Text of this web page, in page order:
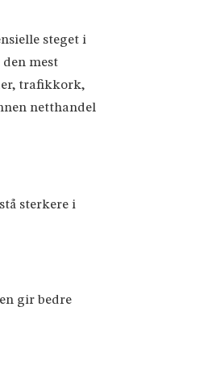
steget i
mest
trafikkork,
netthandel
sterkere i
gir bedre